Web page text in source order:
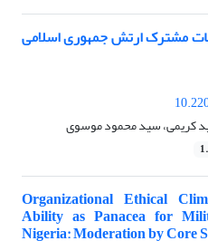
مشترک ارتش جمهوری اسلامی
کریمی، سید محمود موسوی
Organizational Ethical
Ability as Panacea for
Nigeria: Moderation by Core